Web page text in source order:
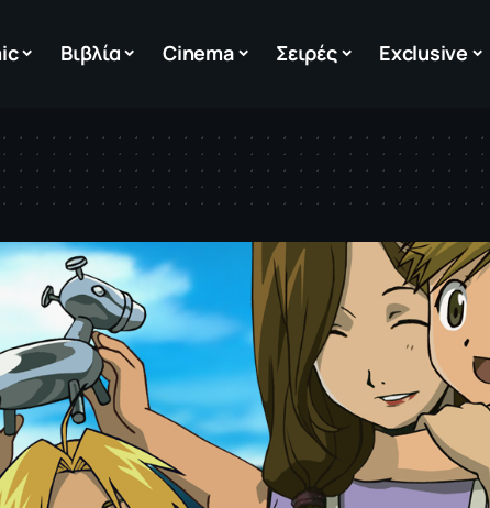
Βιβλία Cinema Σειρές Exclusive